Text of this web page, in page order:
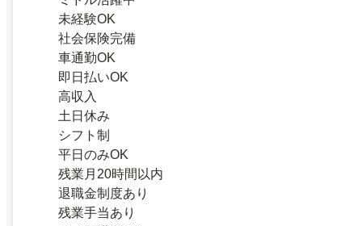
未経験OK
社会保険完備
車通勤OK
即日払いOK
高収入
土日休み
シフト制
平日のみOK
残業月20時間以内
退職金制度あり
残業手当あり